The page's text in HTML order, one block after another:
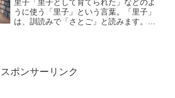
里子「里子として育てられた」などのよ
うに使う「里子」という言葉。「里子」
は、訓読みで「さとご」と読みます。
スポンサーリンク